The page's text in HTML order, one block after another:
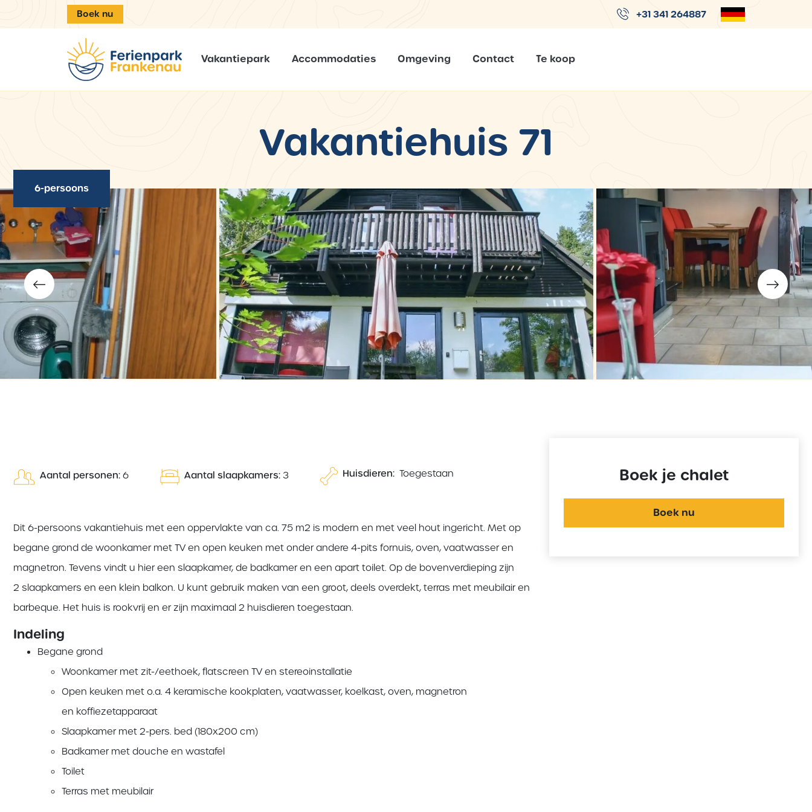
Boek nu +31 341 264887
Vakantiepark Accommodaties Omgeving Contact Te koop
Vakantiehuis 71
6-persoons
Aantal personen:6 Aantal slaapkamers:3 Huisdieren: Toegestaan
Dit 6-persoons vakantiehuis met een oppervlakte van ca. 75 m2 is modern en met veel hout ingericht. Met op
begane grond de woonkamer met TV en open keuken met onder andere 4-pits fornuis, oven, vaatwasser en
magnetron. Tevens vindt u hier een slaapkamer, de badkamer en een apart toilet. Op de bovenverdieping zijn
2 slaapkamers en een klein balkon. U kunt gebruik maken van een groot, deels overdekt, terras met meubilair en
barbeque. Het huis is rookvrij en er zijn maximaal 2 huisdieren toegestaan.
Indeling
Begane grond
Woonkamer met zit-/eethoek, flatscreen TV en stereoinstallatie
Open keuken met o.a. 4 keramische kookplaten, vaatwasser, koelkast, oven, magnetron
en koffiezetapparaat
Slaapkamer met 2-pers. bed (180x200 cm)
Badkamer met douche en wastafel
Toilet
Terras met meubilair
Boek je chalet
Boek nu